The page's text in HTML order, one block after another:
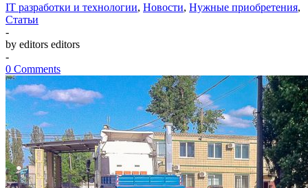
IT разработки и технологии, Новости, Нужные приобретения,
Статьи
-
by editors editors
-
0 Comments